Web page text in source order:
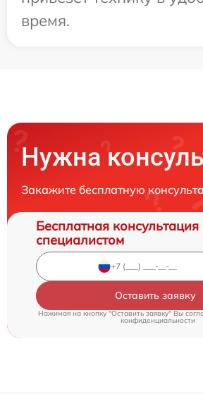
время.
Нужна
Закажите бесплатную
Бесплатная консультация
специалистом
Оставить заявку
Нажимая на кнопку "Оставить заявку" Вы
конфиденциальности